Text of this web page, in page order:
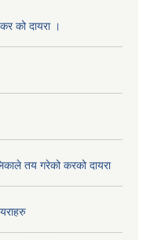
को दायरा ।
तय गरेको करको दायरा